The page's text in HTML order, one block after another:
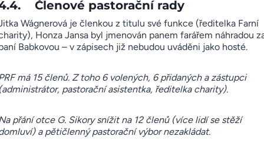
Členové pastorační rady
Wágnerová je členkou z titulu své funkce (ředitelka Farní
Honza Jansa byl jmenován panem farářem náhradou
Babkovou – v zápisech již nebudou uváděni jako hosté.
má 15 členů. Z toho 6 volených, 6 přidaných a zástupci
pastorační asistentka, ředitelka charity).
přání otce G. Sikory snížit na 12 členů (více lidí se stěží
a pětičlenný pastorační výbor nezakládat.